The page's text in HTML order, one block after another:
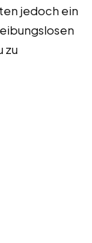
jedoch ein
zu